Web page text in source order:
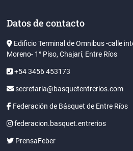
Datos de contacto
Edificio Terminal de Omnibus -calle
Moreno- 1° Piso, Chajarí, Entre Ríos
+54 3456 453173
secretaria@basquetentrerios.com
Federación de Básquet de Entre Ríos
federacion.basquet.entrerios
PrensaFeber